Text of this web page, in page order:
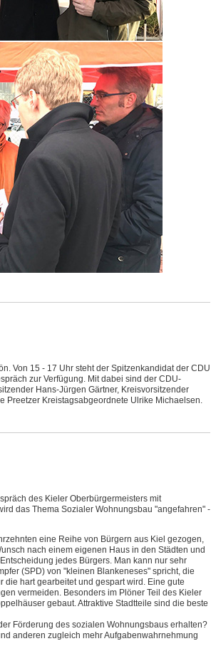
Von 15 - 17 Uhr steht der Spitzenkandidat der CDU
zur Verfügung. Mit dabei sind der CDU-
Hans-Jürgen Gärtner, Kreisvorsitzender
Kreistagsabgeordnete Ulrike Michaelsen.
des Kieler Oberbürgermeisters mit
das Thema Sozialer Wohnungsbau "angefahren" -
eine Reihe von Bürgern aus Kiel gezogen,
nach einem eigenen Haus in den Städten und
jedes Bürgers. Man kann nur sehr
(SPD) von "kleinen Blankeneses" spricht, die
die hart gearbeitet und gespart wird. Eine gute
vermeiden. Besonders im Plöner Teil des Kieler
gebaut. Attraktive Stadtteile sind die beste
Förderung des sozialen Wohnungsbaus erhalten?
anderen zugleich mehr Aufgabenwahrnehmung